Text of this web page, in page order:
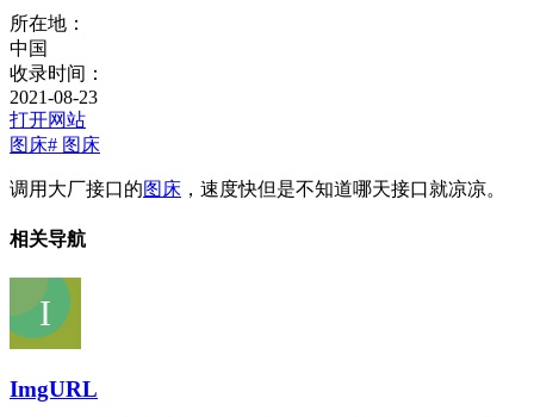
所在地：
中国
收录时间：
2021-08-23
打开网站
图床# 图床
调用大厂接口的图床 ，速度快但是不知道哪天接口就凉凉。
相关导航
ImgURL